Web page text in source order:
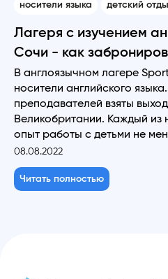
носители языка детский
Лагеря с изучением
Сочи - как
В англоязычном лагере
носители английского
преподавателей взяты
Великобритании. Каждый из
опыт работы с детьми не
08.08.2022
Читать полностью